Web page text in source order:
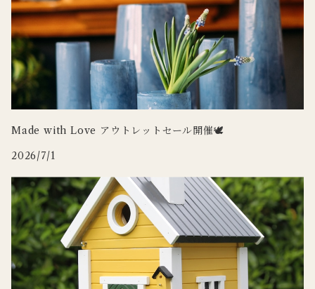
iittala
CARRON
ラグ
その他インテリア
WILDLIFE GARDEN
tronco
Doing
OFFICINA NATURALIS
Uyuni Lighting
Zafferano
Made with Love アウトレットセール開催🕊
2026/7/1